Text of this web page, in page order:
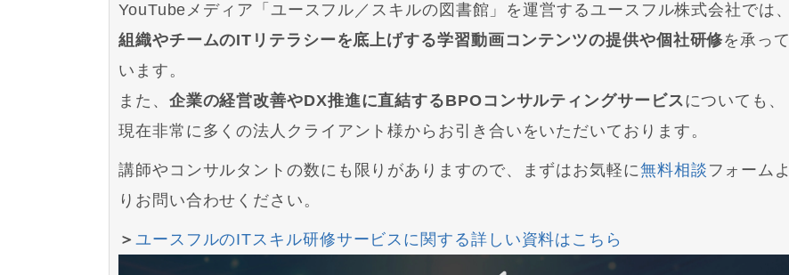
YouTubeメディア「ユースフル／スキルの図書館」を運営するユースフル株式会社では、
組織やチームのITリテラシーを底上げする学習動画コンテンツの提供や個社研修を承って
います。
また、 企業の経営改善やDX推進に直結するBPOコンサルティングサービスについても、
現在非常に多くの法人クライアント様からお引き合いをいただいております。
講師やコンサルタントの数にも限りがありますので、まずはお気軽に無料相談 フォームよ
りお問い合わせください。
＞ ユースフルのITスキル研修サービスに関する詳しい資料はこちら